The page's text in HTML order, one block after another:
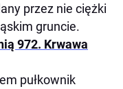
przez nie ciężki
gruncie.
972. Krwawa
pułkownik